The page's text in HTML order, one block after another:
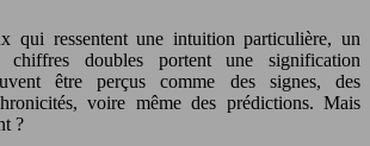
qui ressentent une intuition particulière, un
chiffres doubles portent une signification
être perçus comme des signes, des
voire même des prédictions. Mais
?